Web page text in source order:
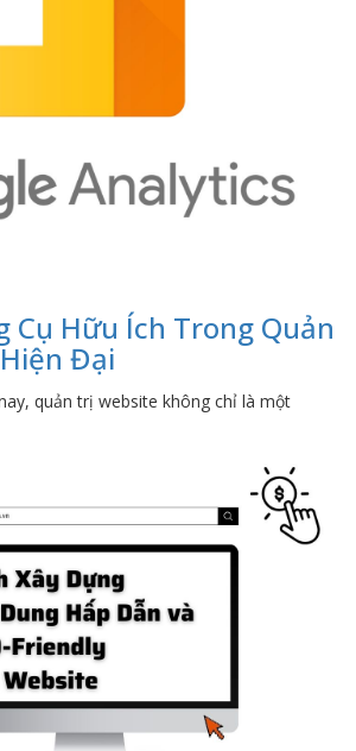
Cụ Hữu Ích Trong Quản
Đại
quản trị website không chỉ là một